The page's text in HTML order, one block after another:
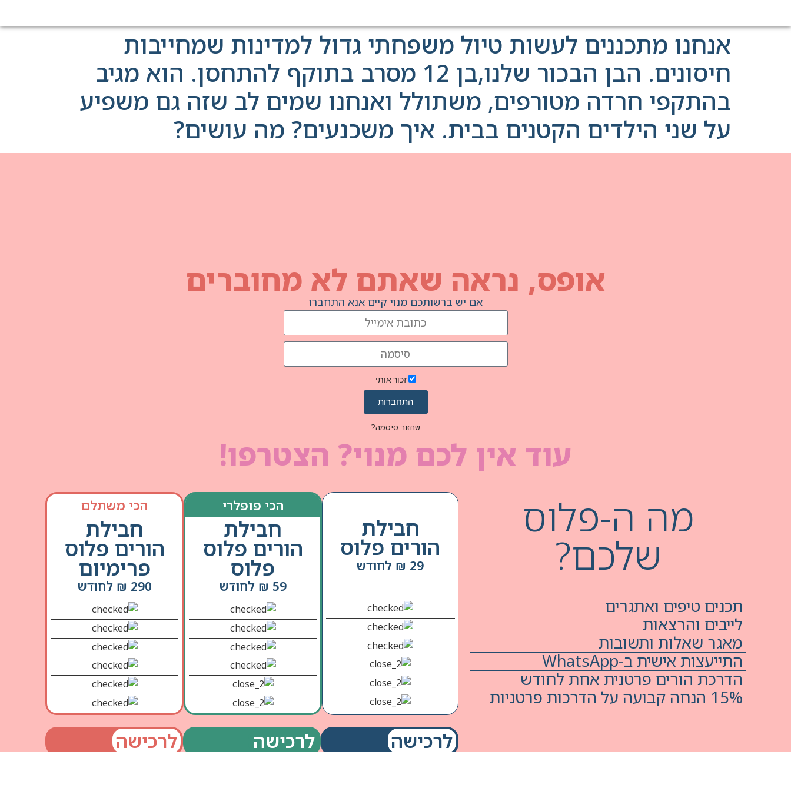
אנחנו מתכננים לעשות טיול משפחתי גדול למדינות שמחייבות
חיסונים. הבן הבכור שלנו,בן 12 מסרב בתוקף להתחסן. הוא מגיב
בהתקפי חרדה מטורפים, משתולל ואנחנו שמים לב שזה גם משפיע
על שני הילדים הקטנים בבית. איך משכנעים? מה עושים?
אופס, נראה שאתם לא מחוברים
אם יש ברשותכם מנוי קיים אנא התחברו
זכור אותי
התחברות
שחזור סיסמה?
עוד אין לכם מנוי? הצטרפו!
מה ה-פלוס
שלכם?
תכנים טיפים ואתגרים
לייבים והרצאות
מאגר שאלות ותשובות
התייעצות אישית ב-WhatsApp
הדרכת הורים פרטנית אחת לחודש
15% הנחה קבועה על הדרכות פרטניות
חבילת
הורים פלוס
29 ₪ לחודש
הכי פופלרי
חבילת
הורים פלוס
פלוס
59 ₪ לחודש
הכי משתלם
חבילת
הורים פלוס
פרימיום
290 ₪ לחודש
לרכישה לרכישה לרכישה